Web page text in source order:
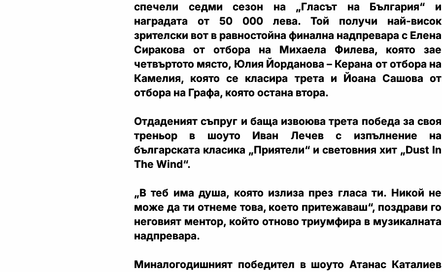
спечели седми сезон на „Гласът на България“ и
наградата от 50 000 лева. Той получи най-висок
зрителски вот в равностойна финална надпревара с Елена
Сиракова от отбора на Михаела Филева, която зае
четвъртото място, Юлия Йорданова – Керана от отбора на
Камелия, която се класира трета и Йоана Сашова от
отбора на Графа, която остана втора.
Отдаденият съпруг и баща извоюва трета победа за своя
треньор в шоуто Иван Лечев с изпълнение на
българската класика „Приятели“ и световния хит „Dust In
The Wind“.
„В теб има душа, която излиза през гласа ти. Никой не
може да ти отнеме това, което притежаваш“, поздрави го
неговият ментор, който отново триумфира в музикалната
надпревара.
Миналогодишният победител в шоуто Атанас Каталиев